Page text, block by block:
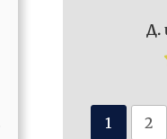
Д.
1 2